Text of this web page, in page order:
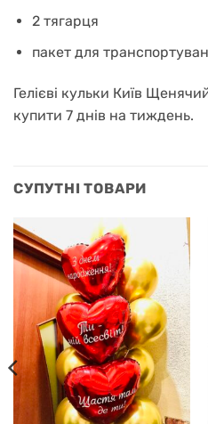
2 тягарця
пакет для
Гелієві кульки Київ
купити 7 днів на тиждень.
СУПУТНІ ТОВАРИ